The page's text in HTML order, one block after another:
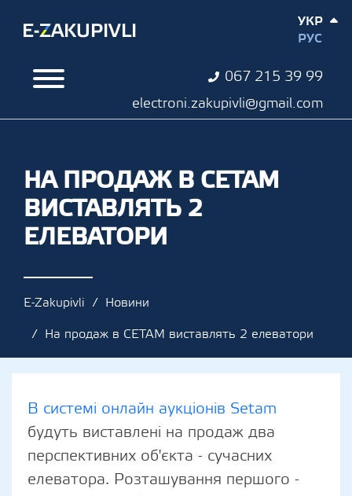
067 215 39 99
electroni.zakupivli@gmail.com
УКР
РУС
НА ПРОДАЖ В СЕТАМ
ВИСТАВЛЯТЬ 2
ЕЛЕВАТОРИ
E-Zakupivli
Новини
На продаж в СЕТАМ виставлять 2 елеватори
В системі онлайн аукціонів Setam
будуть виставлені на продаж два
перспективних об'єкта - сучасних
елеватора. Розташування першого -